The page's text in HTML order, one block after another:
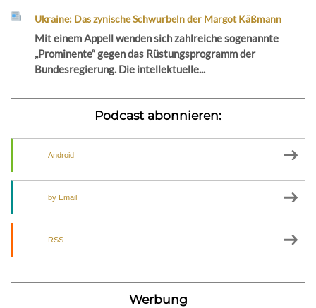
Ukraine: Das zynische Schwurbeln der Margot Käßmann
Mit einem Appell wenden sich zahlreiche sogenannte
„Prominente“ gegen das Rüstungsprogramm der
Bundesregierung. Die intellektuelle...
Podcast abonnieren:
Android
by Email
RSS
Werbung